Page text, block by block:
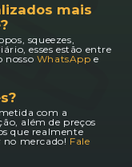
mais
squeezes,
esses estão entre
nosso WhatsApp e
com a
além de preços
que realmente
no mercado! Fale